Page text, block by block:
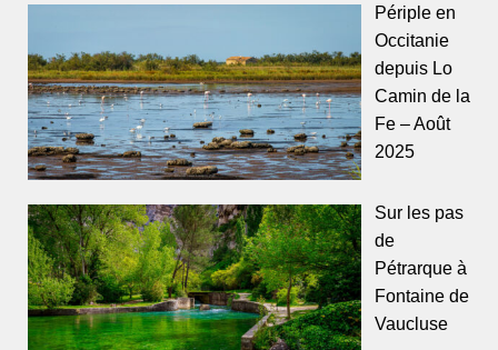
Périple en
Occitanie
depuis Lo
Camin de la
Fe – Août
2025
Sur les pas
de
Pétrarque à
Fontaine de
Vaucluse